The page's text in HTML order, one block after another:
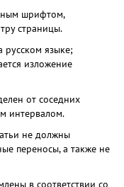
шрифтом,
страницы.
русском языке;
изложение
от соседних
интервалом.
не должны
переносы, а также не
в соответствии со